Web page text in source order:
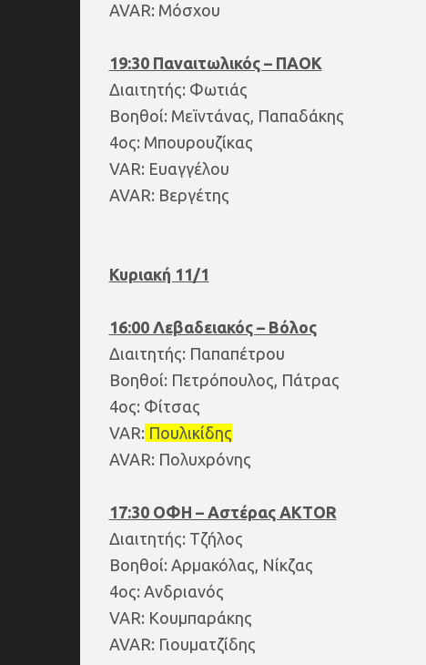
AVAR: Μόσχου
19:30 Παναιτωλικός – ΠΑΟΚ
Διαιτητής: Φωτιάς
Βοηθοί: Μεϊντάνας, Παπαδάκης
4ος: Μπουρουζίκας
VAR: Ευαγγέλου
AVAR: Βεργέτης
Κυριακή 11/1
16:00 Λεβαδειακός – Βόλος
Διαιτητής: Παπαπέτρου
Βοηθοί: Πετρόπουλος, Πάτρας
4ος: Φίτσας
VAR: Πουλικίδης
AVAR: Πολυχρόνης
17:30 ΟΦΗ – Αστέρας AKTOR
Διαιτητής: Τζήλος
Βοηθοί: Αρμακόλας, Νίκζας
4ος: Ανδριανός
VAR: Κουμπαράκης
AVAR: Γιουματζίδης